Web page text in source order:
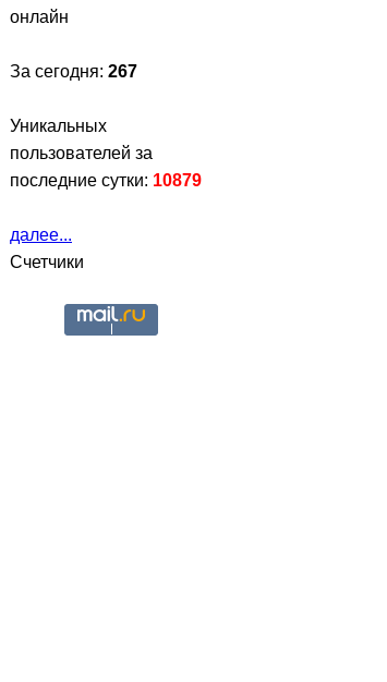
онлайн
За сегодня: 267
Уникальных
пользователей за
последние сутки: 10879
далее...
Счетчики